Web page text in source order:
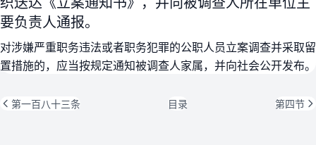
要负责人通报。
对涉嫌严重职务违法或者职务犯罪的公职人员立案调查并采取留
置措施的，应当按规定通知被调查人家属，并向社会公开发布。
第一百八十三条 目录 第四节